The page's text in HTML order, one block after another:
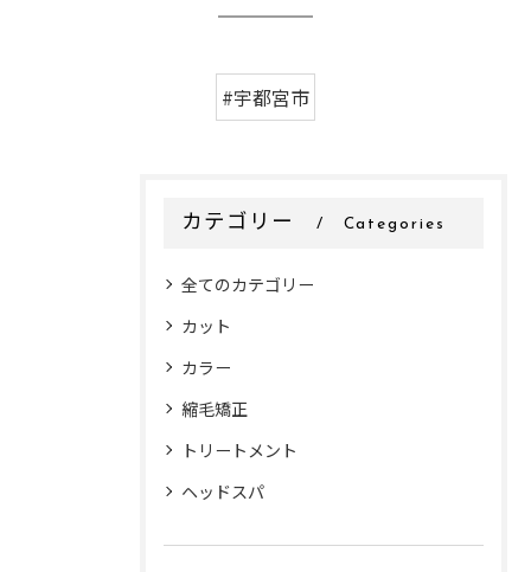
#宇都宮市
カテゴリー Categories
全てのカテゴリー
カット
カラー
縮毛矯正
トリートメント
ヘッドスパ